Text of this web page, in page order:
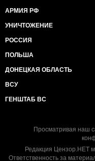
АРМИЯ РФ
УНИЧТОЖЕНИЕ
РОССИЯ
ПОЛЬША
ДОНЕЦКАЯ ОБЛАСТЬ
ВСУ
ГЕНШТАБ ВС
Просматривая наш
Редакция Цензор.НЕТ
Ответственность за